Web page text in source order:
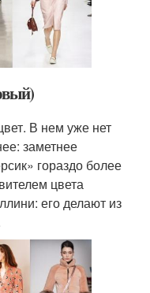
В нем уже нет
заметнее
гораздо более
цвета
его делают из